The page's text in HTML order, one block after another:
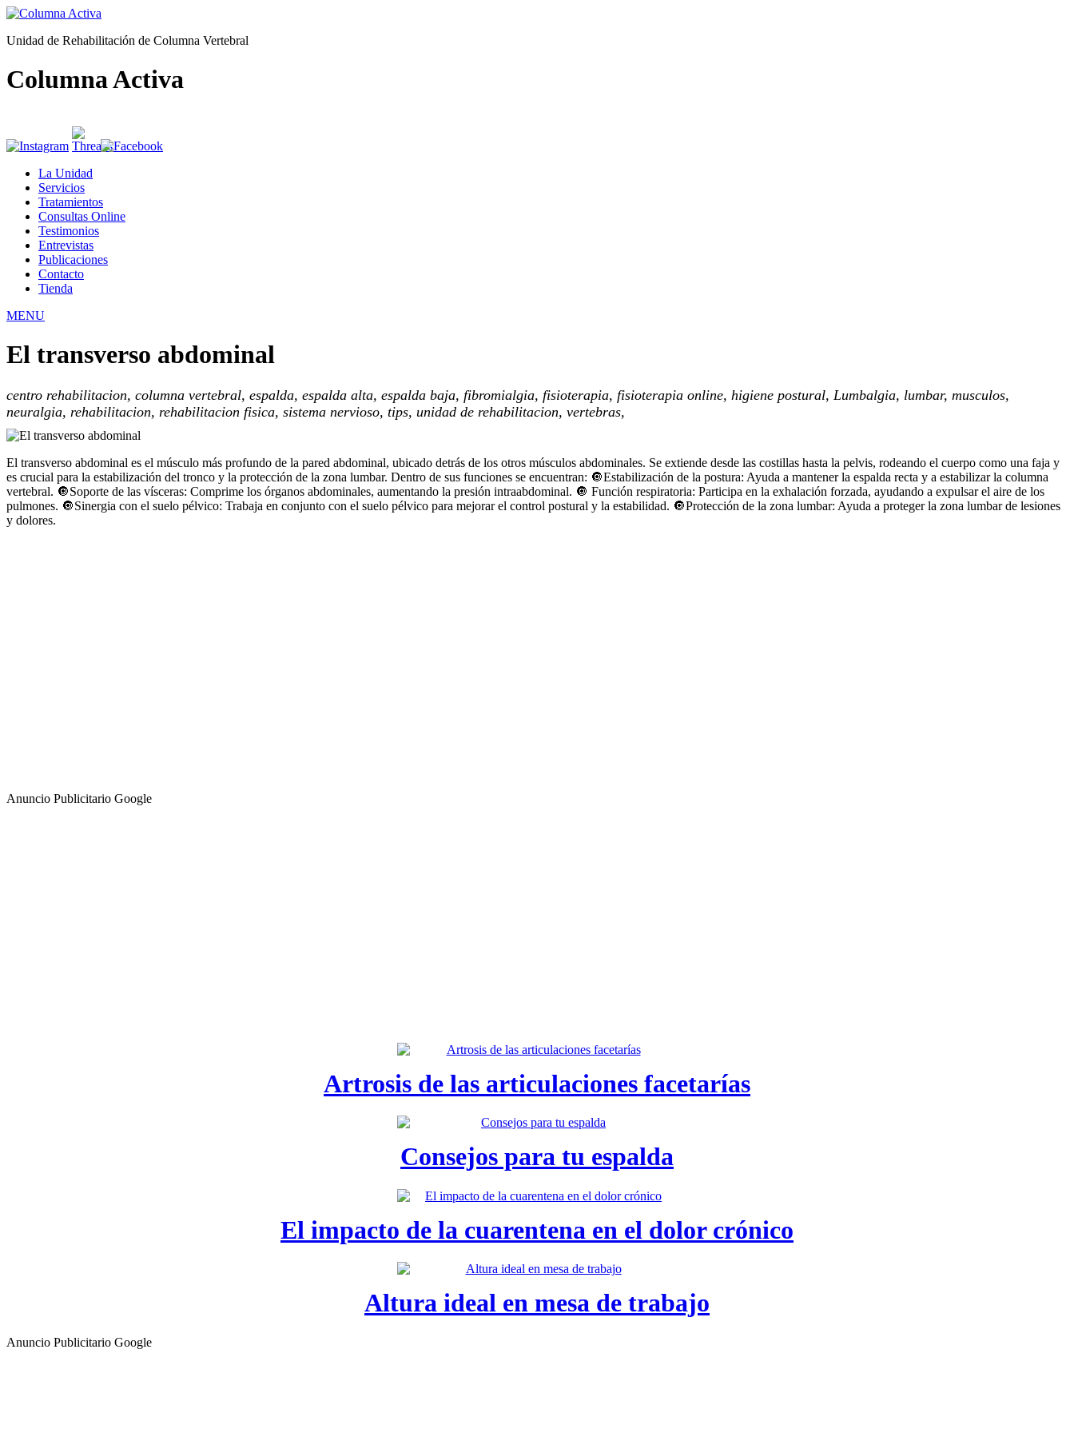
Unidad de Rehabilitación de Columna Vertebral
Columna Activa
La Unidad
Servicios
Tratamientos
Consultas Online
Testimonios
Entrevistas
Publicaciones
Contacto
Tienda
MENU
El transverso abdominal
centro rehabilitacion, columna vertebral, espalda, espalda alta, espalda baja, fibromialgia, fisioterapia, fisioterapia online, higiene postural, Lumbalgia, lumbar, musculos,
neuralgia, rehabilitacion, rehabilitacion fisica, sistema nervioso, tips, unidad de rehabilitacion, vertebras,
El transverso abdominal es el músculo más profundo de la pared abdominal, ubicado detrás de los otros músculos abdominales. Se extiende desde las costillas hasta la pelvis, rodeando el cuerpo como una faja y
es crucial para la estabilización del tronco y la protección de la zona lumbar. Dentro de sus funciones se encuentran: 🔘Estabilización de la postura: Ayuda a mantener la espalda recta y a estabilizar la columna
vertebral. 🔘Soporte de las vísceras: Comprime los órganos abdominales, aumentando la presión intraabdominal. 🔘 Función respiratoria: Participa en la exhalación forzada, ayudando a expulsar el aire de los
pulmones. 🔘Sinergia con el suelo pélvico: Trabaja en conjunto con el suelo pélvico para mejorar el control postural y la estabilidad. 🔘Protección de la zona lumbar: Ayuda a proteger la zona lumbar de lesiones
y dolores.
Anuncio Publicitario Google
Artrosis de las articulaciones facetarías
Consejos para tu espalda
El impacto de la cuarentena en el dolor crónico
Altura ideal en mesa de trabajo
Anuncio Publicitario Google